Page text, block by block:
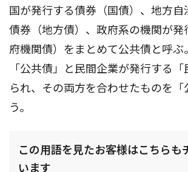
国が発行する債券（国債）、地方自
債券（地方債）、政府系の機関が発
府機関債）をまとめて公共債と呼ぶ
「公共債」と民間企業が発行する
られ、その両方を合わせたものを「
う。
この用語を見たお客様はこちらも
います